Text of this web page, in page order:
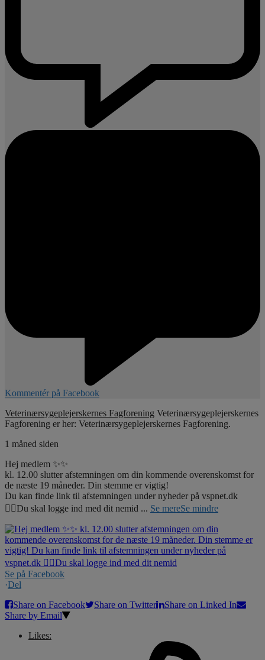
Kommentér på Facebook
Veterinærsygeplejerskernes Fagforening Veterinærsygeplejerskernes
Fagforening er her: Veterinærsygeplejerskernes Fagforening.
1 måned siden
Hej medlem ✨✨
kl. 12.00 slutter afstemningen om din kommende overenskomst for
de næste 19 måneder. Din stemme er vigtig!
Du kan finde link til afstemningen under nyheder på vspnet.dk
☝🏼Du skal logge ind med dit nemid ... Se mereSe mindre
Se på Facebook
·Del
Share on Facebook
Share on Twitter
Share on Linked In
Share by Email
Likes: